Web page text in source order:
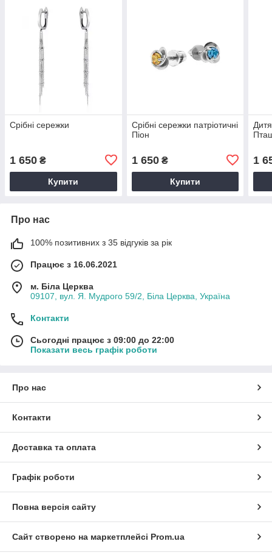
Срібні сережки
1 650 ₴
Купити
Срібні сережки патріотичні
Піон
1 650₴
Купити
1
Про нас
100% позитивних з 35 відгуків за рік
Працює з 16.06.2021
м. Біла Церква
09107, вул. Я. Мудрого 59/2, Біла Церква, Україна
Контакти
Сьогодні працює з 09:00 до 22:00
Показати весь графік роботи
Про нас
Контакти
Доставка та оплата
Графік роботи
Повна версія сайту
Сайт створено на маркетплейсі Prom.ua